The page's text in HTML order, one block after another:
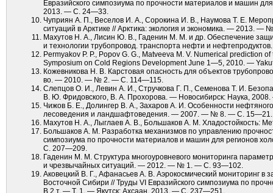
Евразийского симпозиума по прочности материалов и машин
2013. — С. 24—33.
Чуприян А. П., Веселов И. А., Сорокина И. В., Наумова Т. Е.
ситуаций в Арктике // Арктика: экология и экономика. — 2013.
Махутов Н. А., Лисин Ю. В., Гаденин М. М. и др. Обеспечение
и технологии трубопровод. транспорта нефти и
Permyakov P. P., Popov G. G., Matveeva M. V. Numerical prediction
Symposium on Cold Regions Development June 1—5, 2010. —
Кожевникова Н. В. Карстовая опасность для объектов
во. — 2010. — № 2. — С. 114—115.
Слепцов О. И., Левин А. И., Стручкова Г. П., Семенова Т. И.
В. Ю. Фридовского, В. А. Прохорова. — Новосибирск: Наука,
Чижов Б. Е., Долингер В. А., Захаров А. И. Особенности
лесоведения и ландшафтоведения. — 2007. — № 8. — С. 15—21.
Махутов Н. А., Лыглаев А. В., Большаков А. М. Хладостойкость:
Большаков А. М. Разработка механизмов по управлению
симпозиума по прочности материалов и машин для регионов
С. 207—209.
Гаденин М. М. Структура многоуровневого мониторинга
и чрезвычайных ситуаций. — 2012. — № 1. — С. 93—102.
Аковецкий В. Г., Афанасьев А. В. Аэрокосмический мониторинг в
Восточной Сибири // Труды VI Евразийского симпозиума по
В 2 т. — Т. 1. — Якутск: Ахсаан, 2013. — С. 237—251.